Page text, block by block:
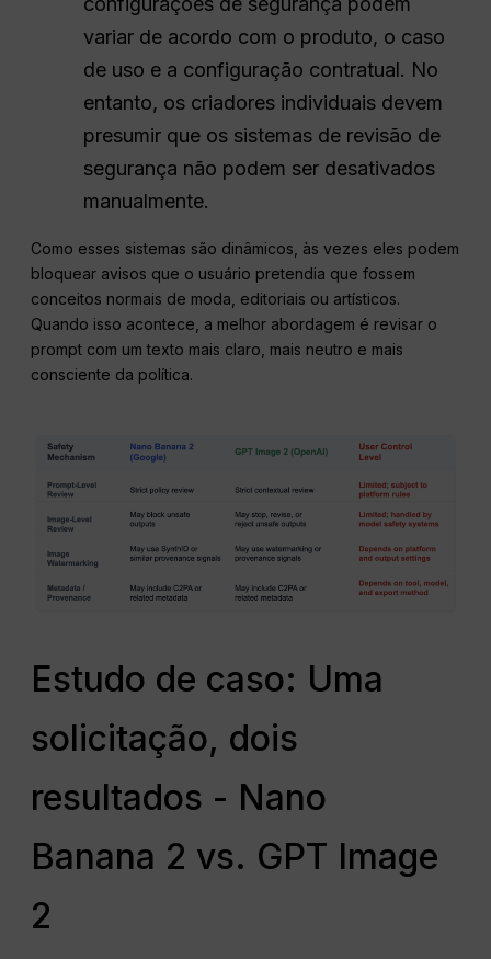
variar de acordo com o produto, o caso
de uso e a configuração contratual. No
entanto, os criadores individuais devem
presumir que os sistemas de revisão de
segurança não podem ser desativados
manualmente.
Como esses sistemas são dinâmicos, às vezes eles podem
bloquear avisos que o usuário pretendia que fossem
conceitos normais de moda, editoriais ou artísticos.
Quando isso acontece, a melhor abordagem é revisar o
prompt com um texto mais claro, mais neutro e mais
consciente da política.
Estudo de caso: Uma
solicitação, dois
resultados - Nano
Banana 2 vs. GPT Image
2